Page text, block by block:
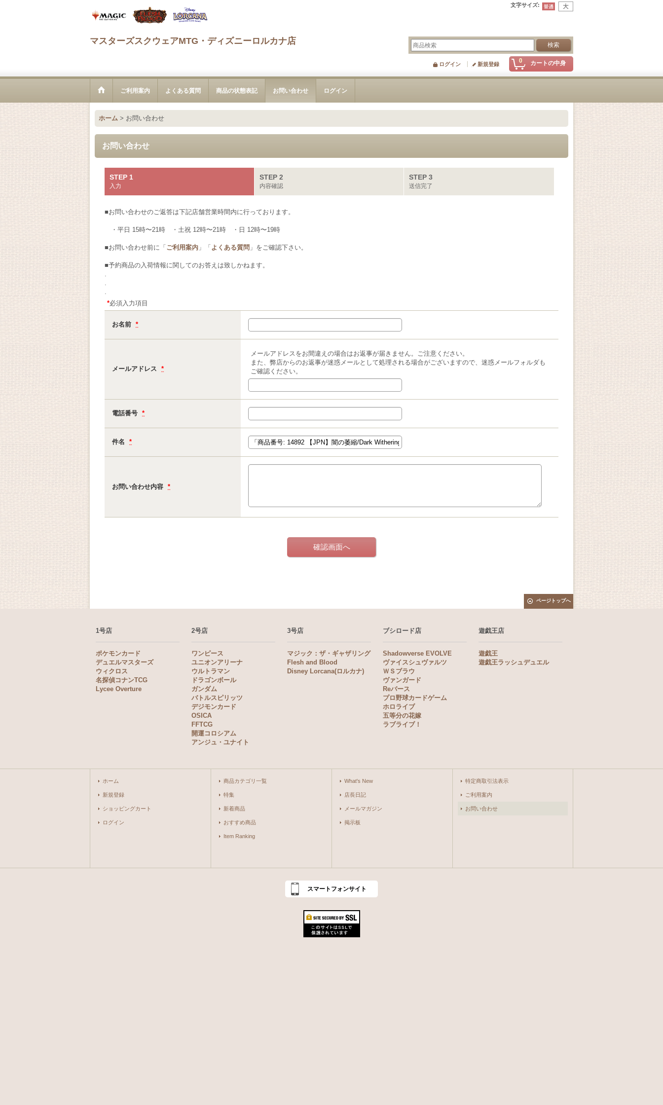
文字サイズ:
マスターズスクウェアMTG・ディズニーロルカナ店
0 カートの中身
ログイン 新規登録
ご利用案内 よくある質問 商品の状態表記 お問い合わせ ログイン
ホーム > お問い合わせ
お問い合わせ
STEP 1
入力
STEP 2
内容確認
STEP 3
送信完了
■お問い合わせのご返答は下記店舗営業時間内に行っております。
・平日 15時〜21時 ・土祝 12時〜21時 ・日 12時〜19時
■お問い合わせ前に「 ご利用案内 」「 よくある質問 」をご確認下さい。
■予約商品の入荷情報に関してのお答えは致しかねます。
.
.
.
*必須入力項目
お名前 *
メールアドレス *
メールアドレスをお間違えの場合はお返事が届きません。ご注意ください。
また、弊店からのお返事が迷惑メールとして処理される場合がございますので、迷惑メールフォルダも
ご確認ください。
電話番号 *
件名 *
お問い合わせ内容 *
ページトップへ
1号店
ポケモンカード
デュエルマスターズ
ウィクロス
名探偵コナンTCG
Lycee Overture
2号店
ワンピース
ユニオンアリーナ
ウルトラマン
ドラゴンボール
ガンダム
バトルスピリッツ
デジモンカード
OSICA
FFTCG
開運コロシアム
アンジュ・ユナイト
3号店
マジック：ザ・ギャザリング
Flesh and Blood
Disney Lorcana(ロルカナ)
ブシロード店
Shadowverse EVOLVE
ヴァイスシュヴァルツ
ＷＳブラウ
ヴァンガード
Reバース
プロ野球カードゲーム
ホロライブ
五等分の花嫁
ラブライブ！
遊戯王店
遊戯王
遊戯王ラッシュデュエル
ホーム
新規登録
ショッピングカート
ログイン
商品カテゴリ一覧
特集
新着商品
おすすめ商品
Item Ranking
What's New
店長日記
メールマガジン
掲示板
特定商取引法表示
ご利用案内
お問い合わせ
スマートフォンサイト